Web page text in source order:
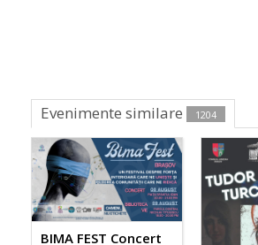
Evenimente similare 1204
BIMA FEST Concert